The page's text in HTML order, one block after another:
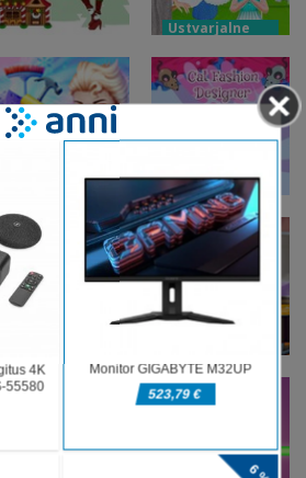
Ustvarjalne
igre
Božični
Ustvarjalne
Pralnica
zgodb Baby
Taylor Caring
Story
Ustvarjalne
igre
Sanjska
preobrazba
Ustvarjalne
Mačji modni
oblikovalec
Ustvarjalne
slinjenje